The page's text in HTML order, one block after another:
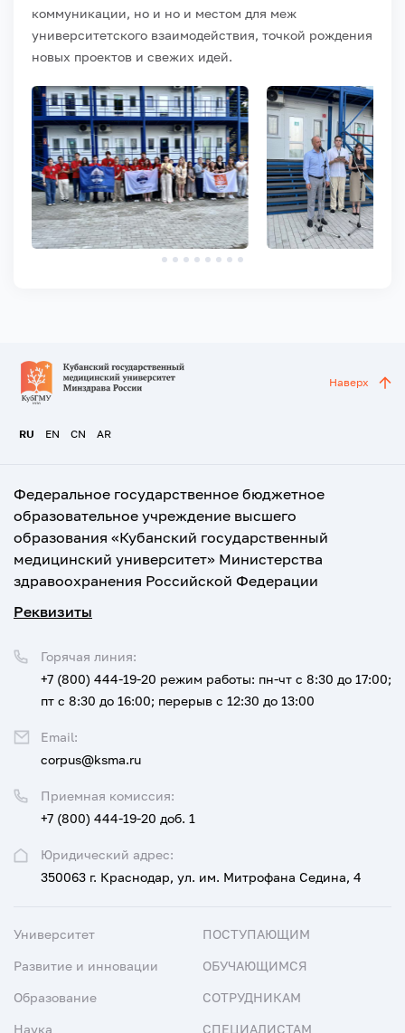
коммуникации, но и но и местом для меж
университетского взаимодействия, точкой рождения
новых проектов и свежих идей.
RU EN CN AR
Наверх
Федеральное государственное бюджетное
образовательное учреждение высшего
образования «Кубанский государственный
медицинский университет» Министерства
здравоохранения Российской Федерации
Реквизиты
Юридический адрес:
350063 г. Краснодар, ул. им. Митрофана Седина, 4
Приемная комиссия:
+7 (800) 444-19-20 доб. 1
Горячая линия:
+7 (800) 444-19-20 режим работы: пн-чт с 8:30 до 17:00;
пт с 8:30 до 16:00; перерыв с 12:30 до 13:00
Email:
corpus@ksma.ru
Университет
Развитие и инновации
Образование
Наука
ПОСТУПАЮЩИМ
ОБУЧАЮЩИМСЯ
СОТРУДНИКАМ
СПЕЦИАЛИСТАМ